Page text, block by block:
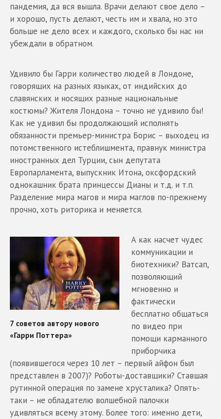
пандемия, да вся вышла. Врачи делают свое дело –
и хорошо, пусть делают, честь им и хвала, но это
больше не дело всех и каждого, сколько бы нас ни
убеждали в обратном.
Удивило бы Гарри количество людей в Лондоне,
говорящих на разных языках, от индийских до
славянских и носящих разные национальные
костюмы? Жителя Лондона – точно не удивило бы!
Как не удивил бы продолжающий исполнять
обязанности премьер-министра Борис – выходец из
потомственного истеблишмента, правнук министра
иностранных дел Турции, сын депутата
Европарламента, выпускник Итона, оксфордский
однокашник брата принцессы Дианы и т.д. и т.п.
Разделение мира магов и мира маглов по-прежнему
прочно, хоть риторика и меняется.
А как насчет чудес
коммуникации и
биотехники? Ватсап,
позволяющий
мгновенно и
фактически
бесплатно общаться
по видео при
помощи карманного
приборчика
(появившегося через 10 лет – первый айфон был
представлен в 2007)? Роботы-доставщики? Ставшая
рутинной операция по замене хрусталика? Опять-
таки – не обладателю волшебной палочки
удивляться всему этому. Более того: именно дети,